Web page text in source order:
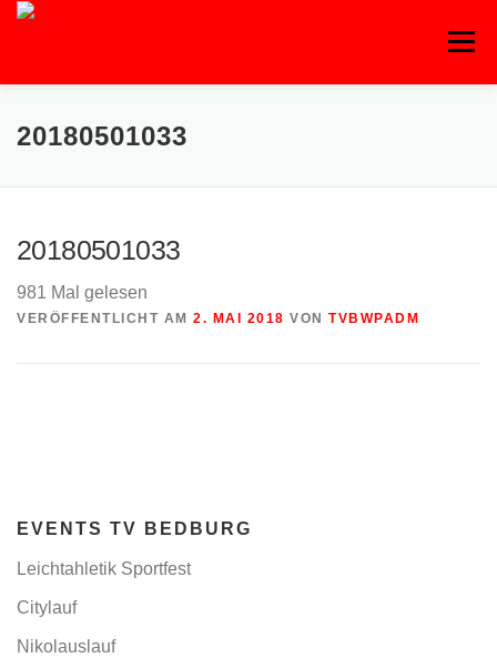
Zum
Menü
20180501033
20180501033
981 Mal gelesen
VERÖFFENTLICHT AM 2. MAI 2018 VON TVBWPADM
EVENTS TV BEDBURG
Leichtahletik Sportfest
Citylauf
Nikolauslauf